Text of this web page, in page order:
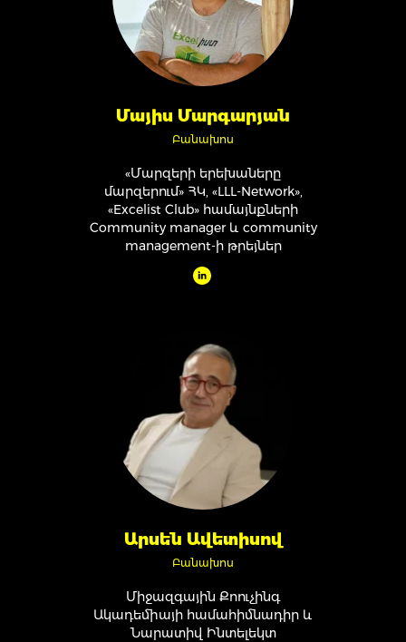
Մայիս Մարգարյան
Բանախոս
«Մարզերի երեխաները
մարզերում» ՀԿ, «LLL-Network»,
«Excelist Club» համայնքների
Community manager և community
management-ի թրեյներ
Արսեն Ավետիսով
Բանախոս
Միջազգային Քոուչինգ
Ակադեմիայի համահիմնադիր և
Նարատիվ Ինտելեկտ